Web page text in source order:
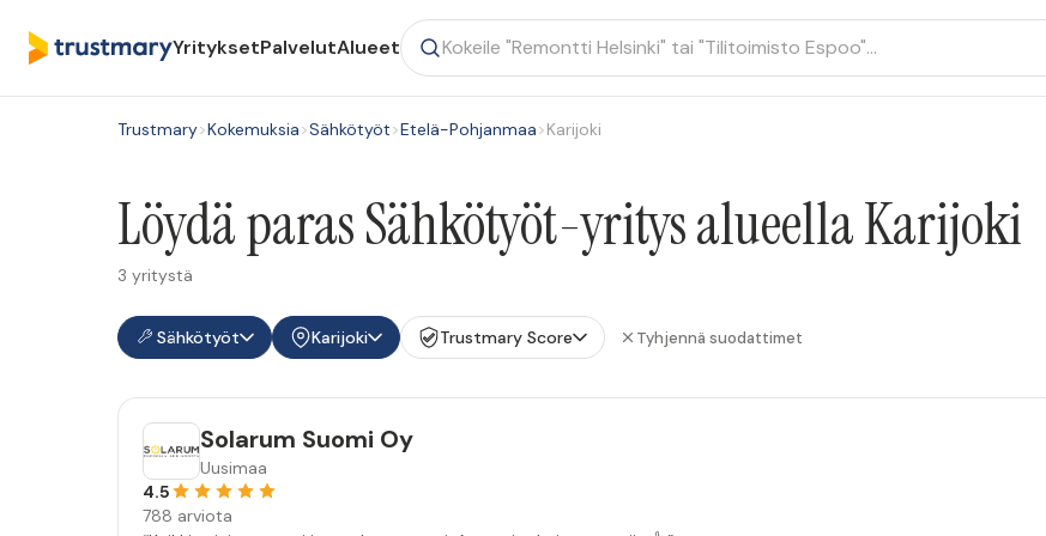
YrityksetPalvelutAlueet
Trustmary>Kokemuksia>Sähkötyöt>Etelä-Pohjanmaa>Karijoki
Löydä paras Sähkötyöt-yritys alueella Karijoki
3 yritystä
Sähkötyöt Karijoki Trustmary Score Tyhjennä suodattimet
Solarum Suomi Oy
Uusimaa
4.5
788 arviota